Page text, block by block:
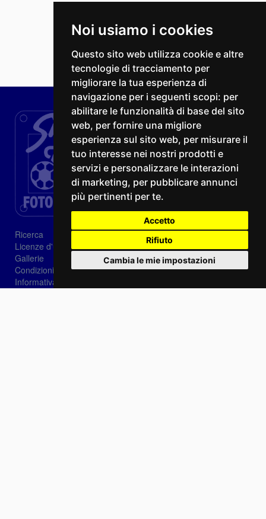
Noi usiamo i cookies
Questo sito web utilizza cookie e altre
tecnologie di tracciamento per
migliorare la tua esperienza di
navigazione per i seguenti scopi: per
abilitare le funzionalità di base del sito
web, per fornire una migliore
esperienza sul sito web, per misurare il
tuo interesse nei nostri prodotti e
servizi e personalizzare le interazioni
di marketing, per pubblicare annunci
più pertinenti per te.
Accetto
Rifiuto
Cambia le mie impostazioni
Ricerca
Licenze d'utilizzo
Gallerie
Condizioni di vendita
Informativa sui Cookie